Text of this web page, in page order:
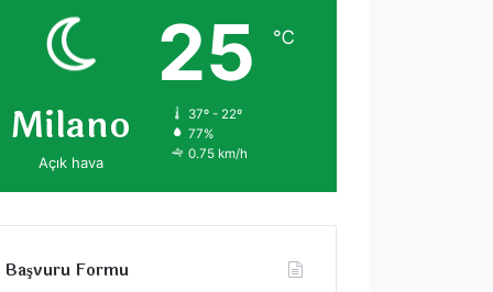
Milano
Açık hava
25 ℃
37º - 22º
77%
0.75 km/h
Başvuru Formu